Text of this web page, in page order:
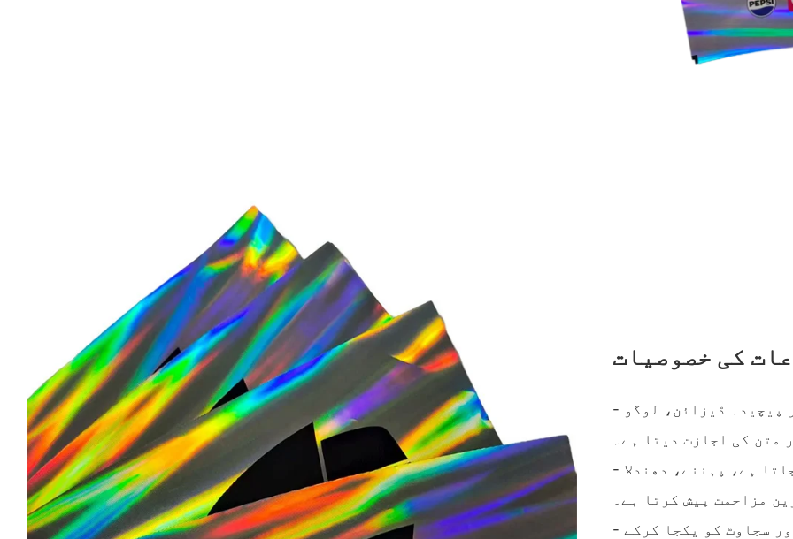
کی خصوصیات
- حسب ضرورت: ثانوی پرنٹنگ کے عمل کی ضرورت کے بغیر پیچیدہ ڈیزائن، لوگو
متن کی اجازت دیتا ہے۔
- استحکام: ڈیزائن کو مستقل طور پر سطح پر ڈھالا جاتا ہے، پہننے، دھندلا
مزاحمت پیش کرتا ہے۔
- کارکردگی: ایک ہی مولڈنگ کے عمل میں ڈیزائن اور سجاوٹ کو یکجا کرکے